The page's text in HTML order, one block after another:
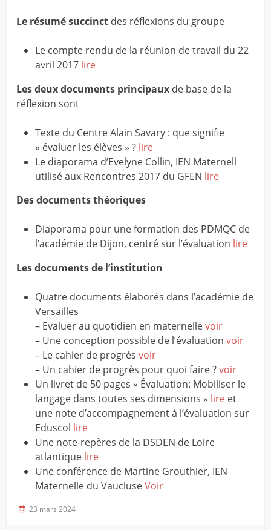
Le résumé succinctdes réflexions du groupe
Le compte rendu de la réunion de travail du 22
avril 2017 lire
Les deux documents principauxde base de la
réflexion sont
Texte du Centre Alain Savary : que signifie
« évaluer les élèves » ? lire
Le diaporama d’Evelyne Collin, IEN Maternell
utilisé aux Rencontres 2017 du GFEN lire
Des documents théoriques
Diaporama pour une formation des PDMQC de
l’académie de Dijon, centré sur l’évaluation lire
Les documents de l’institution
Quatre documents élaborés dans l’académie de
Versailles
– Evaluer au quotidien en maternellevoir
– Une conception possible de l’évaluation voir
– Le cahier de progrès voir
– Un cahier de progrès pour quoi faire ?voir
Un livret de 50 pages « Évaluation: Mobiliser le
langage dans toutes ses dimensions » lireet
une note d’accompagnement à l’évaluation sur
Eduscol lire
Une note-repères de la DSDEN de Loire
atlantique lire
Une conférence de Martine Grouthier, IEN
Maternelle du VaucluseVoir
23 mars 2024